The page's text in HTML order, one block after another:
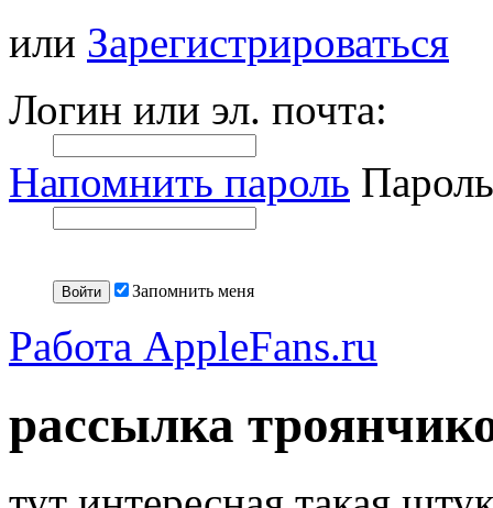
или Зарегистрироваться
Логин или эл. почта:
Напомнить пароль
Запомнить меня
Работа AppleFans.ru
рассылка